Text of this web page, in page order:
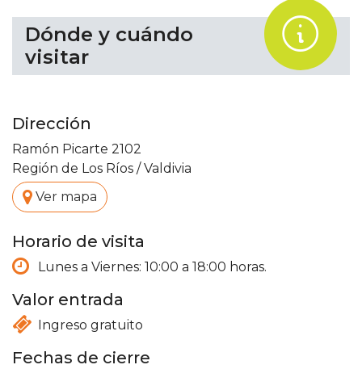
Dónde y cuándo
visitar
.
Dirección
Ramón Picarte 2102
Región de Los Ríos / Valdivia
. Ver mapa
Horario de visita
Lunes a Viernes: 10:00 a 18:00 horas.
Valor entrada
Ingreso gratuito
Fechas de cierre